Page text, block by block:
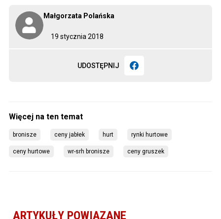
19 stycznia 2018
Małgorzata Polańska
UDOSTĘPNIJ
bronisze ceny jabłek hurt rynki hurtowe
ceny hurtowe wr-srh bronisze ceny gruszek
ARTYKUŁY POWIĄZANE